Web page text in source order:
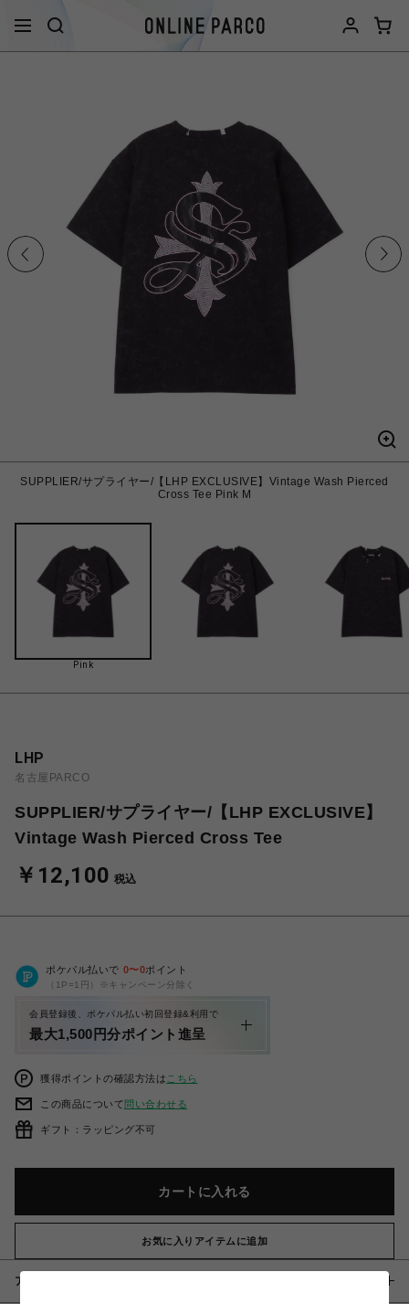
SUPPLIER/サプライヤー/【LHP EXCLUSIVE】Vintage Wash Pierced
Cross Tee Pink M
Pink
LHP
名古屋PARCO
SUPPLIER/サプライヤー/【LHP EXCLUSIVE】
Vintage Wash Pierced Cross Tee
￥12,100 税込
ポケパル払いで 0〜0ポイント
（1P=1円）※キャンペーン分除く
会員登録後、ポケパル払い初回登録&利用で
最大1,500円分ポイント進呈
獲得ポイントの確認方法は こちら
この商品について問い合わせる
ギフト：ラッピング不可
カートに入れる
お気に入りアイテムに追加
アイテム説明 / 素材